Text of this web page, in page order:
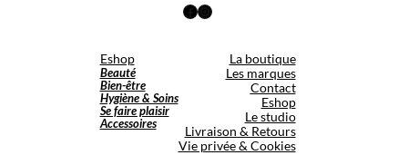
Facebook
Instagram
Eshop
Beauté
Bien-être
Hygiène & Soins
Se faire plaisir
Accessoires
La boutique
Les marques
Contact
Eshop
Le studio
Livraison & Retours
Vie privée & Cookies